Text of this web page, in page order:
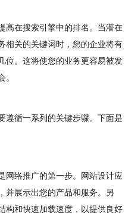
高在搜索引擎中的排名。当潜在
相关的关键词时，您的企业将有
位。这将使您的业务更容易被发
遵循一系列的关键步骤。下面是
网络推广的第一步。网站设计应
并展示出您的产品和服务。另
构和快速加载速度，以提供良好